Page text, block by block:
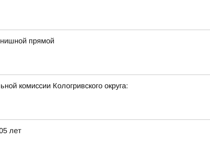
прямой
комиссии Кологривского округа:
лет